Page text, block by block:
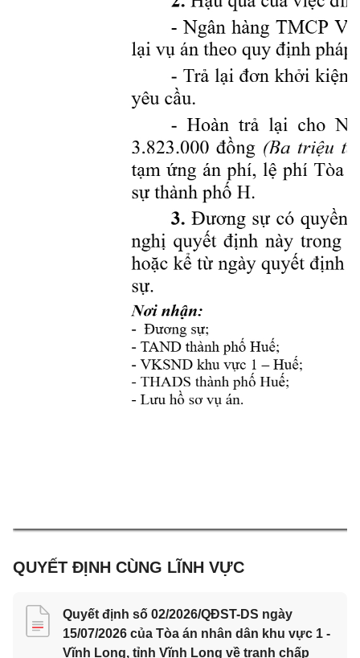
QUYẾT ĐỊNH CÙNG LĨNH VỰC
Quyết định số 02/2026/QĐST-DS ngày
15/07/2026 của Tòa án nhân dân khu vực 1 -
Vĩnh Long, tỉnh Vĩnh Long về tranh chấp